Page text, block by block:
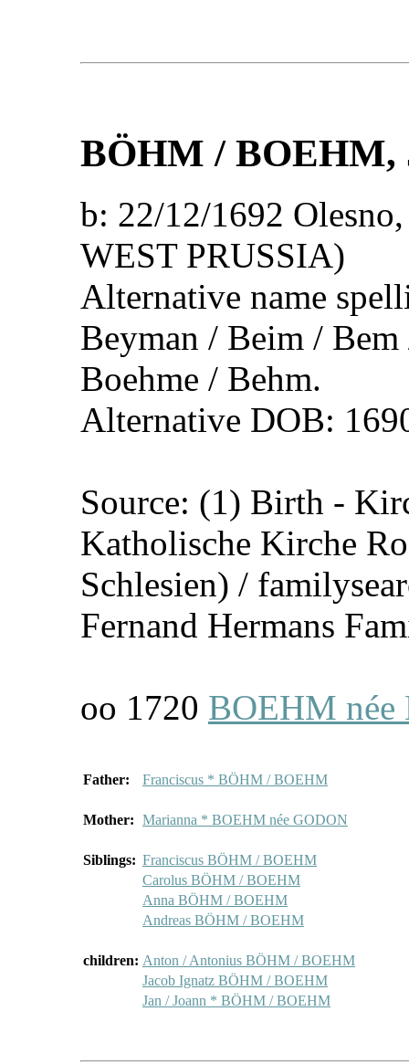
BÖHM / BOEHM,
b: 22/12/1692
WEST PRUSSIA)
Alternative name
Beyman / Beim /
Boehme / Behm.
Alternative DOB:
Source: (1) Birth -
Katholische Kirche
Schlesien) /
Fernand Hermans
oo 1720 BOEHM
Father: Franciscus * BÖHM / BOEHM
Mother: Marianna * BOEHM née GODON
Siblings: Franciscus BÖHM / BOEHM
Carolus BÖHM / BOEHM
Anna BÖHM / BOEHM
Andreas BÖHM / BOEHM
children: Anton / Antonius BÖHM / BOEHM
Jacob Ignatz BÖHM / BOEHM
Jan / Joann * BÖHM / BOEHM